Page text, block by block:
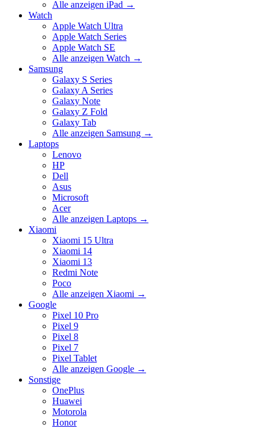
Alle anzeigen iPad →
Watch
Apple Watch Ultra
Apple Watch Series
Apple Watch SE
Alle anzeigen Watch →
Samsung
Galaxy S Series
Galaxy A Series
Galaxy Note
Galaxy Z Fold
Galaxy Tab
Alle anzeigen Samsung →
Laptops
Lenovo
HP
Dell
Asus
Microsoft
Acer
Alle anzeigen Laptops →
Xiaomi
Xiaomi 15 Ultra
Xiaomi 14
Xiaomi 13
Redmi Note
Poco
Alle anzeigen Xiaomi →
Google
Pixel 10 Pro
Pixel 9
Pixel 8
Pixel 7
Pixel Tablet
Alle anzeigen Google →
Sonstige
OnePlus
Huawei
Motorola
Honor